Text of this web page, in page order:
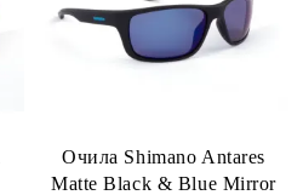
Очила Shimano Antares
Matte Black & Blue Mirror